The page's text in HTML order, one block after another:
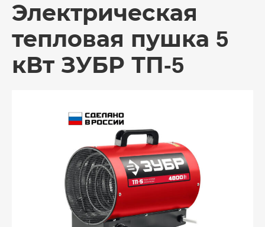
Электрическая
тепловая пушка 5
кВт ЗУБР ТП-5